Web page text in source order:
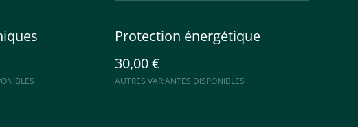
Protection énergétique
30,00 €
AUTRES VARIANTES DISPONIBLES